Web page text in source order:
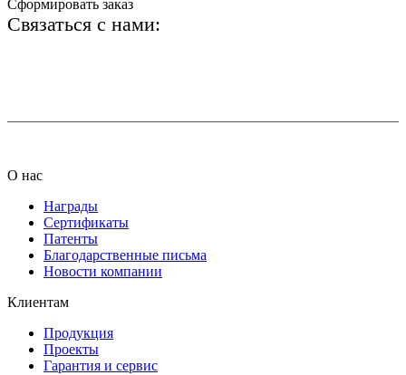
Сформировать заказ
Связаться с нами:
О нас
Награды
Сертификаты
Патенты
Благодарственные письма
Новости компании
Клиентам
Продукция
Проекты
Гарантия и сервис